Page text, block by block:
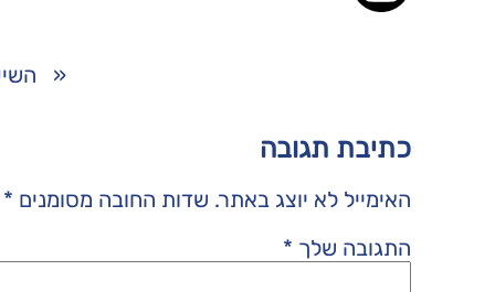
«
כתיבת תגובה
האימייל לא יוצג באתר. שדות החובה מסומנים *
התגובה שלך *